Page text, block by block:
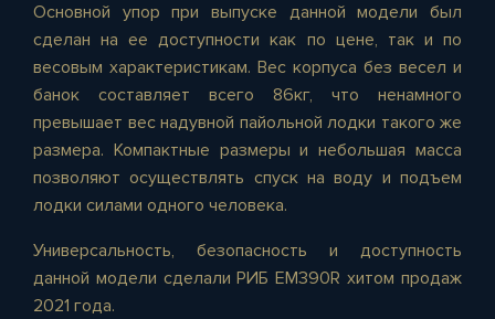
Основной упор при выпуске данной модели был
сделан на ее доступности как по цене, так и по
весовым характеристикам. Вес корпуса без весел и
банок составляет всего 86кг, что ненамного
превышает вес надувной пайольной лодки такого же
размера. Компактные размеры и небольшая масса
позволяют осуществлять спуск на воду и подъем
лодки силами одного человека.
Универсальность, безопасность и доступность
данной модели сделали РИБ EM390R хитом продаж
2021 года.